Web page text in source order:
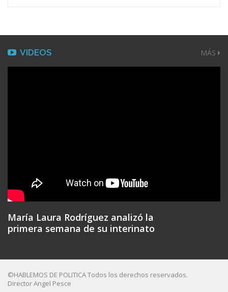
VIDEOS MÁS
María Laura Rodríguez analizó la
primera semana de su interinato
©HABLEMOS DE POLITICA Todos los derechos reservados.
Director Angel Pesce